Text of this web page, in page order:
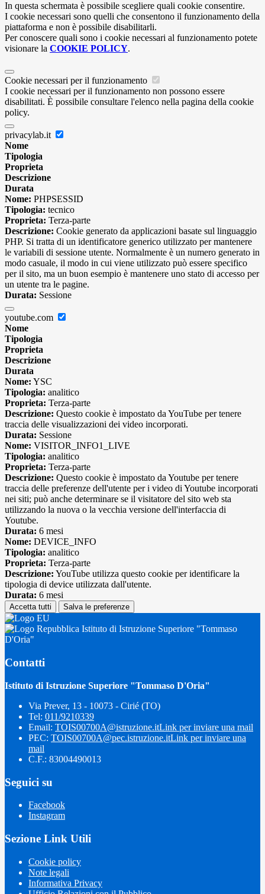
In questa schermata è possibile scegliere quali cookie consentire.
I cookie necessari sono quelli che consentono il funzionamento della
piattaforma e non è possibile disabilitarli.
Per conoscere quali sono i cookie necessari al funzionamento potete
visionare la COOKIE POLICY.
Cookie necessari per il funzionamento
I cookie necessari per il funzionamento non possono essere
disabilitati. È possibile consultare l'elenco nella pagina della cookie
policy.
privacylab.it
Nome
Tipologia
Proprieta
Descrizione
Durata
Nome: PHPSESSID
Tipologia: tecnico
Proprieta: Terza-parte
Descrizione: Cookie generato da applicazioni basate sul linguaggio
PHP. Si tratta di un identificatore generico utilizzato per mantenere
le variabili di sessione utente. Normalmente è un numero generato in
modo casuale, il modo in cui viene utilizzato può essere specifico
per il sito, ma un buon esempio è mantenere uno stato di accesso per
un utente tra le pagine.
Durata: Sessione
youtube.com
Nome
Tipologia
Proprieta
Descrizione
Durata
Nome: YSC
Tipologia: analitico
Proprieta: Terza-parte
Descrizione: Questo cookie è impostato da YouTube per tenere
traccia delle visualizzazioni dei video incorporati.
Durata: Sessione
Nome: VISITOR_INFO1_LIVE
Tipologia: analitico
Proprieta: Terza-parte
Descrizione: Questo cookie è impostato da Youtube per tenere
traccia delle preferenze dell'utente per i video di Youtube incorporati
nei siti; può anche determinare se il visitatore del sito web sta
utilizzando la nuova o la vecchia versione dell'interfaccia di
Youtube.
Durata: 6 mesi
Nome: DEVICE_INFO
Tipologia: analitico
Proprieta: Terza-parte
Descrizione: YouTube utilizza questo cookie per identificare la
tipologia di device utilizzata dall'utente.
Durata: 6 mesi
Accetta tutti Salva le preferenze
Istituto di Istruzione Superiore "Tommaso
D'Oria"
Contatti
Istituto di Istruzione Superiore "Tommaso D'Oria"
Via Prever, 13 - 10073 - Cirié (TO)
Tel: 011/9210339
Email: TOIS00700A@istruzione.itLink per inviare una mail
PEC: TOIS00700A@pec.istruzione.itLink per inviare una
mail
C.F.: 83004490013
Seguici su
Facebook
Instagram
Sezione Link Utili
Cookie policy
Note legali
Informativa Privacy